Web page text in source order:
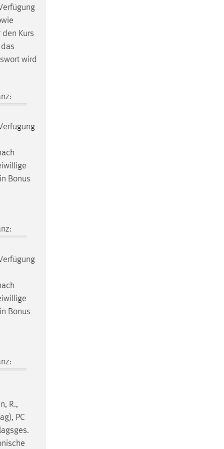
Kurs
wird
Bonus
Bonus
R.,
PC